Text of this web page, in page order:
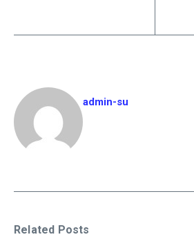
admin-su
Related Posts